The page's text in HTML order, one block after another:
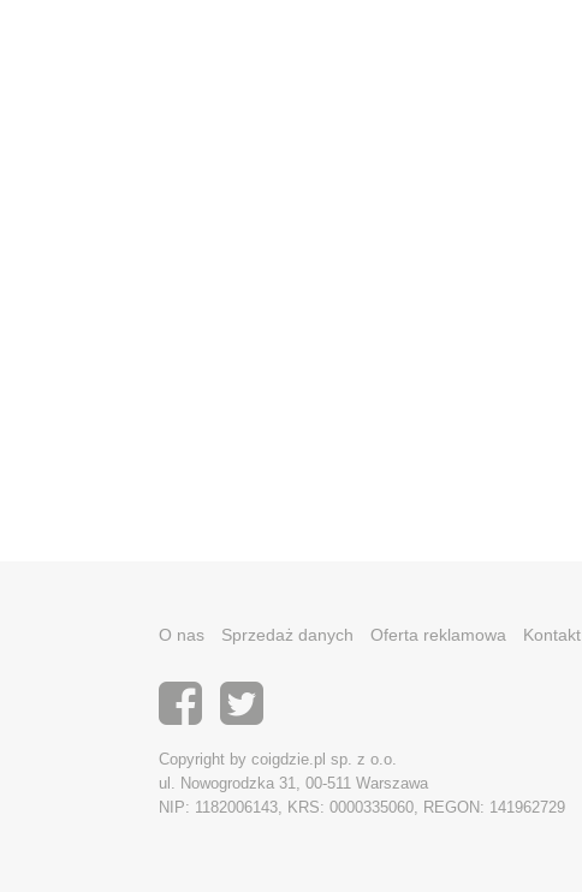
O nas Sprzedaż danych Oferta reklamowa Kontakt
Copyright by coigdzie.pl sp. z o.o.
ul. Nowogrodzka 31, 00-511 Warszawa
NIP: 1182006143, KRS: 0000335060, REGON: 141962729